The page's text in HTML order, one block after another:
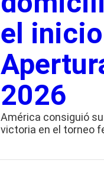
el
2026
América consiguió
victoria en el torneo